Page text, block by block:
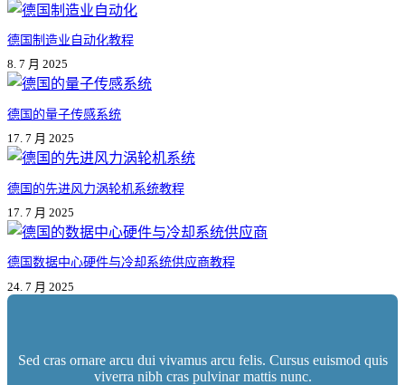
德国制造业自动化教程
8. 7 月 2025
德国的量子传感系统
17. 7 月 2025
德国的先进风力涡轮机系统教程
17. 7 月 2025
德国数据中心硬件与冷却系统供应商教程
24. 7 月 2025
Sed cras ornare arcu dui vivamus arcu felis. Cursus euismod quis
viverra nibh cras pulvinar mattis nunc.